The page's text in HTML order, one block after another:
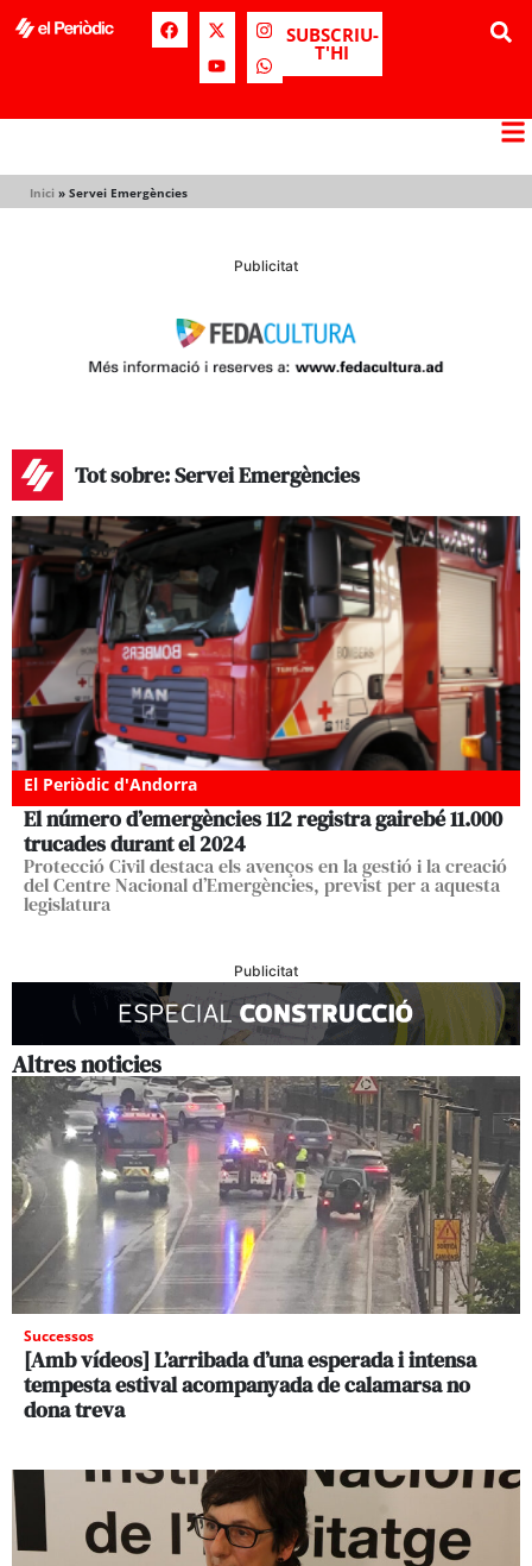
SUBSCRIU-
T'HI
Inici » Servei Emergències
Publicitat
Tot sobre: Servei Emergències
El Periòdic d'Andorra
El número d’emergències 112 registra gairebé 11.000
trucades durant el 2024
Protecció Civil destaca els avenços en la gestió i la creació
del Centre Nacional d’Emergències, previst per a aquesta
legislatura
Publicitat
Altres noticies
Successos
[Amb vídeos] L’arribada d’una esperada i intensa
tempesta estival acompanyada de calamarsa no
dona treva